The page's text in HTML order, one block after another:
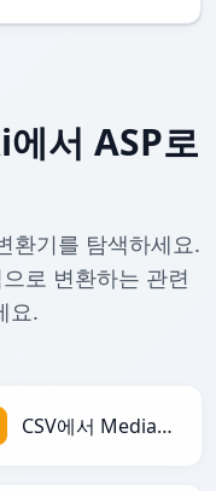
서 ASP로
환기를 탐색하세요.
로 변환하는 관련
요.
CSV에서 MediaWiki로